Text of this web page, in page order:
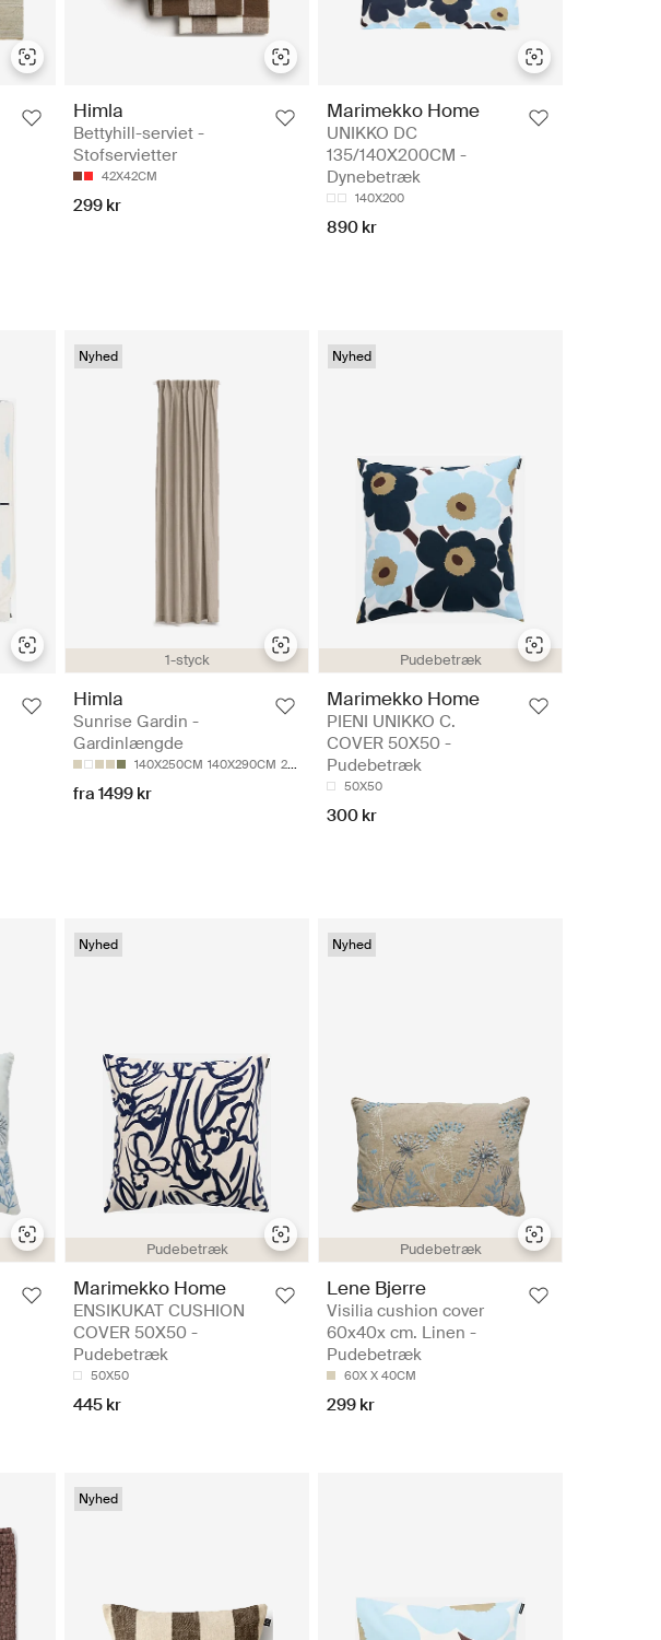
Himla
Bettyhill-serviet -
Stofservietter
42X42CM
299 kr
Marimekko Home
UNIKKO DC
135/140X200CM -
Dynebetræk
140X200
890 kr
1-styck
Nyhed
Himla
Sunrise Gardin -
Gardinlængde
140X250CM 140X290CM 280X250CM 280X290CM
fra 1499 kr
Pudebetræk
Nyhed
Marimekko Home
PIENI UNIKKO C.
COVER 50X50 -
Pudebetræk
50X50
300 kr
Pudebetræk
Nyhed
Marimekko Home
ENSIKUKAT CUSHION
COVER 50X50 -
Pudebetræk
50X50
445 kr
Pudebetræk
Nyhed
Lene Bjerre
Visilia cushion cover
60x40x cm. Linen -
Pudebetræk
60X X 40CM
299 kr
Nyhed